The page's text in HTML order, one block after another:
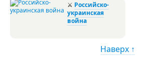
⚔ Российско-
украинская
война
Наверх ↑